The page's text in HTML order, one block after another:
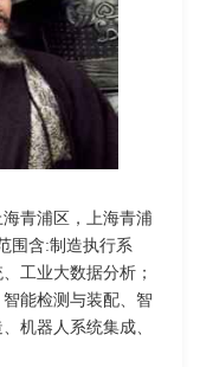
青浦区，上海青浦
围含:制造执行系
工业大数据分析；
能检测与装配、智
机器人系统集成、